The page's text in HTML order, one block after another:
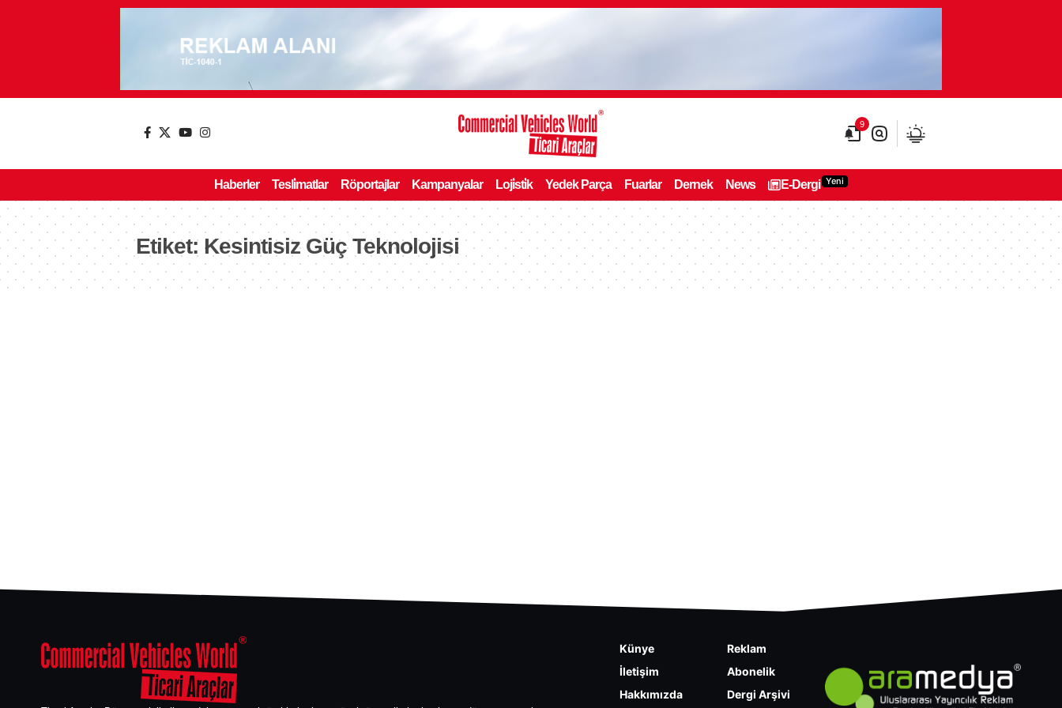
9
Haberler Tesli̇matlar Röportajlar Kampanyalar Loji̇sti̇k Yedek Parça Fuarlar Dernek News E-Dergi Yeni
Etiket: Kesintisiz Güç Teknolojisi
Künye
İletişim
Hakkımızda
Reklam
Abonelik
Dergi Arşivi